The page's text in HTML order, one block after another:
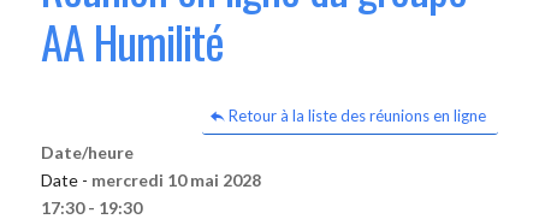
AA Humilité
Retour à la liste des réunions en ligne
Date/heure
Date - mercredi 10 mai 2028
17:30 - 19:30